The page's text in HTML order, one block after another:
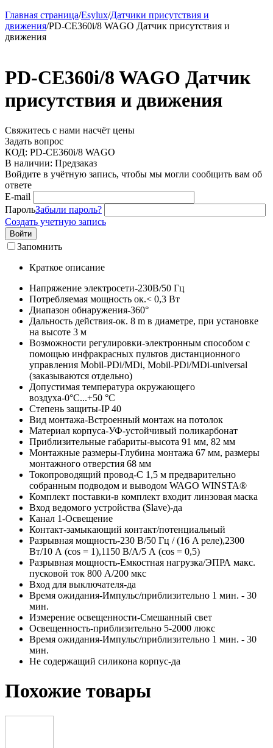
Главная страница/Esylux/Датчики присутствия и
движения/PD-CE360i/8 WAGO Датчик присутствия и
движения
PD-CE360i/8 WAGO Датчик
присутствия и движения
Свяжитесь с нами насчёт цены
Задать вопрос
КОД: PD-CE360i/8 WAGO
В наличии: Предзаказ
Войдите в учётную запись, чтобы мы могли сообщить вам об
ответе
E-mail
ПарольЗабыли пароль?
Создать учетную запись
Войти
Запомнить
Краткое описание
Напряжение электросети-230В/50 Гц
Потребляемая мощность ок.< 0,3 Вт
Диапазон обнаружения-360°
Дальность действия-ок. 8 m в диаметре, при установке
на высоте 3 м
Возможности регулировки-электронным способом с
помощью инфракрасных пультов дистанционного
управления Mobil-PDi/MDi, Mobil-PDi/MDi-universal
(заказываются отдельно)
Допустимая температура окружающего
воздуха-0°C...+50 °C
Степень защиты-IP 40
Вид монтажа-Встроенный монтаж на потолок
Материал корпуса-УФ-устойчивый поликарбонат
Приблизительные габариты-высота 91 мм, 82 мм
Монтажные размеры-Глубина монтажа 67 мм, размеры
монтажного отверстия 68 мм
Токопроводящий провод-С 1,5 м предварительно
собранным подводом и выводом WAGO WINSTA®
Комплект поставки-в комплект входит линзовая маска
Вход ведомого устройства (Slave)-да
Канал 1-Освещение
Контакт-замыкающий контакт/потенциальный
Разрывная мощность-230 В/50 Гц / (16 A реле),2300
Вт/10 А (cos = 1),1150 В/А/5 А (cos = 0,5)
Разрывная мощность-Емкостная нагрузка/ЭПРА макс.
пусковой ток 800 А/200 мкс
Вход для выключателя-да
Время ожидания-Импульс/приблизительно 1 мин. - 30
мин.
Измерение освещенности-Смешанный свет
Освещенность-приблизительно 5-2000 люкс
Время ожидания-Импульс/приблизительно 1 мин. - 30
мин.
Не содержащий силикона корпус-да
Похожие товары